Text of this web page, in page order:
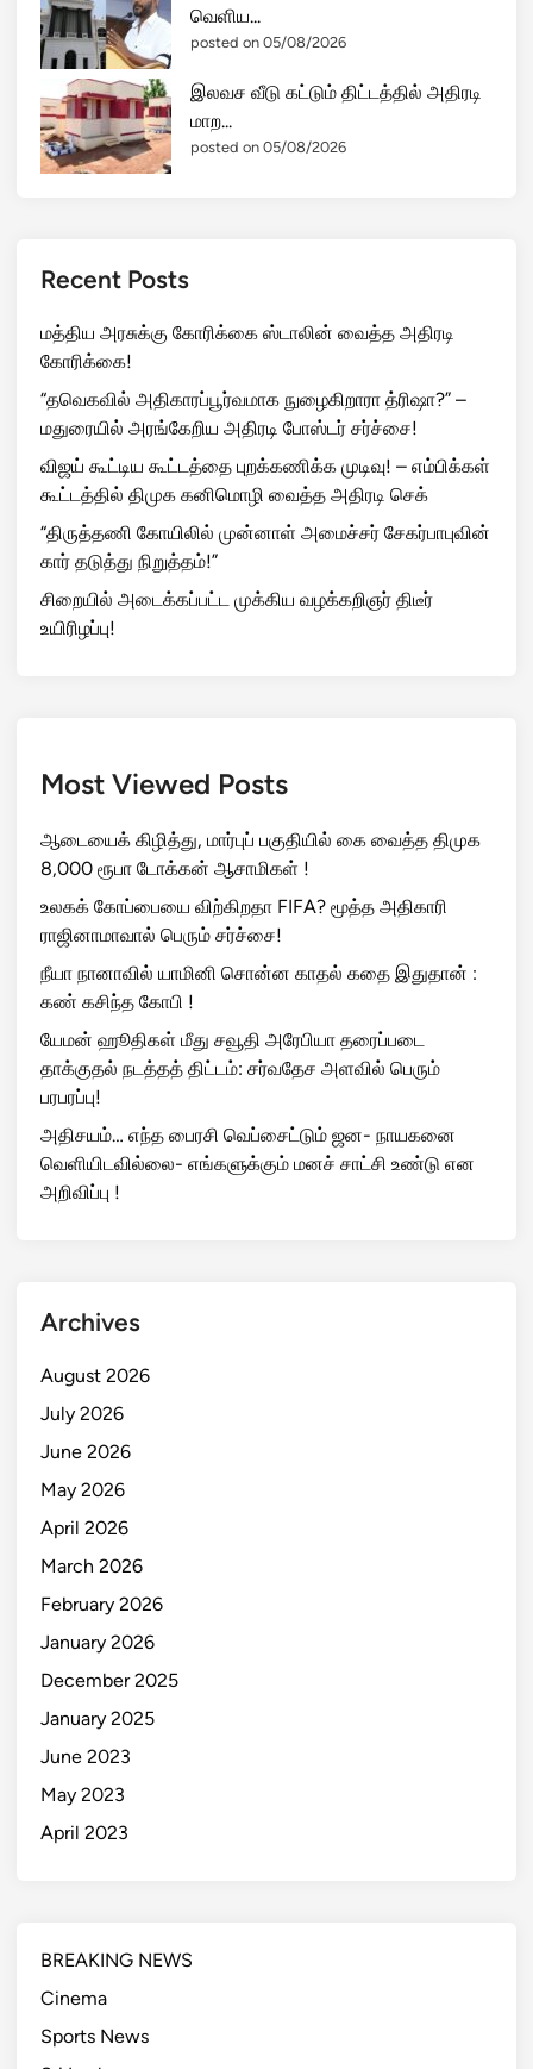
வெளிய...
posted on 05/08/2026
இலவச வீடு கட்டும் திட்டத்தில் அதிரடி
மாற...
posted on 05/08/2026
Recent Posts
மத்திய அரசுக்கு கோரிக்கை ஸ்டாலின் வைத்த அதிரடி
கோரிக்கை!
“தவெகவில் அதிகாரப்பூர்வமாக நுழைகிறாரா த்ரிஷா?” –
மதுரையில் அரங்கேறிய அதிரடி போஸ்டர் சர்ச்சை!
விஜய் கூட்டிய கூட்டத்தை புறக்கணிக்க முடிவு! – எம்பிக்கள்
கூட்டத்தில் திமுக கனிமொழி வைத்த அதிரடி செக்
“திருத்தணி கோயிலில் முன்னாள் அமைச்சர் சேகர்பாபுவின்
கார் தடுத்து நிறுத்தம்!”
சிறையில் அடைக்கப்பட்ட முக்கிய வழக்கறிஞர் திடீர்
உயிரிழப்பு!
Most Viewed Posts
ஆடையைக் கிழித்து, மார்புப் பகுதியில் கை வைத்த திமுக
8,000 ரூபா டோக்கன் ஆசாமிகள் !
உலகக் கோப்பையை விற்கிறதா FIFA? மூத்த அதிகாரி
ராஜினாமாவால் பெரும் சர்ச்சை!
நீயா நானாவில் யாமினி சொன்ன காதல் கதை இதுதான் :
கண் கசிந்த கோபி !
யேமன் ஹூதிகள் மீது சவூதி அரேபியா தரைப்படை
தாக்குதல் நடத்தத் திட்டம்: சர்வதேச அளவில் பெரும்
பரபரப்பு!
அதிசயம்… எந்த பைரசி வெப்சைட்டும் ஜன- நாயகனை
வெளியிடவில்லை- எங்களுக்கும் மனச் சாட்சி உண்டு என
அறிவிப்பு !
Archives
August 2026
July 2026
June 2026
May 2026
April 2026
March 2026
February 2026
January 2026
December 2025
January 2025
June 2023
May 2023
April 2023
BREAKING NEWS
Cinema
Sports News